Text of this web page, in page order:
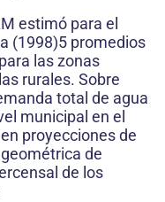
estimó para el
(1998)5 promedios
las zonas
rurales. Sobre
total de agua
municipal en el
proyecciones de
de
de los